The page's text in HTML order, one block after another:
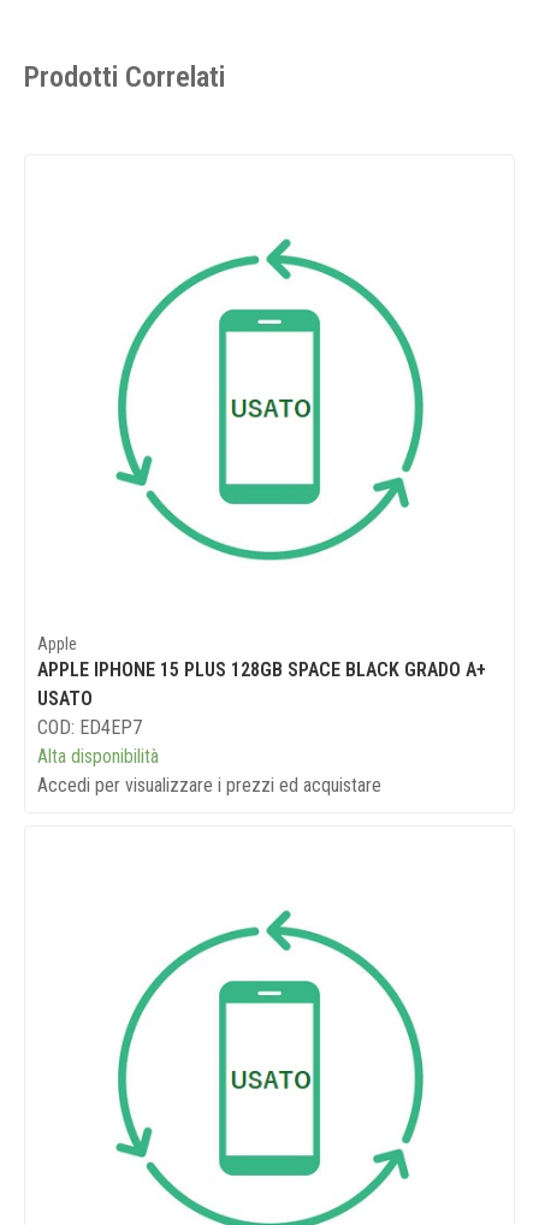
Prodotti Correlati
Apple
APPLE IPHONE 15 PLUS 128GB SPACE BLACK GRADO A+
USATO
COD: ED4EP7
Alta disponibilità
Accedi per visualizzare i prezzi ed acquistare